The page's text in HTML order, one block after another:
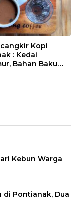
Kopi
: Kedai
Bahan Baku
Kebun Warga
di Pontianak, Dua